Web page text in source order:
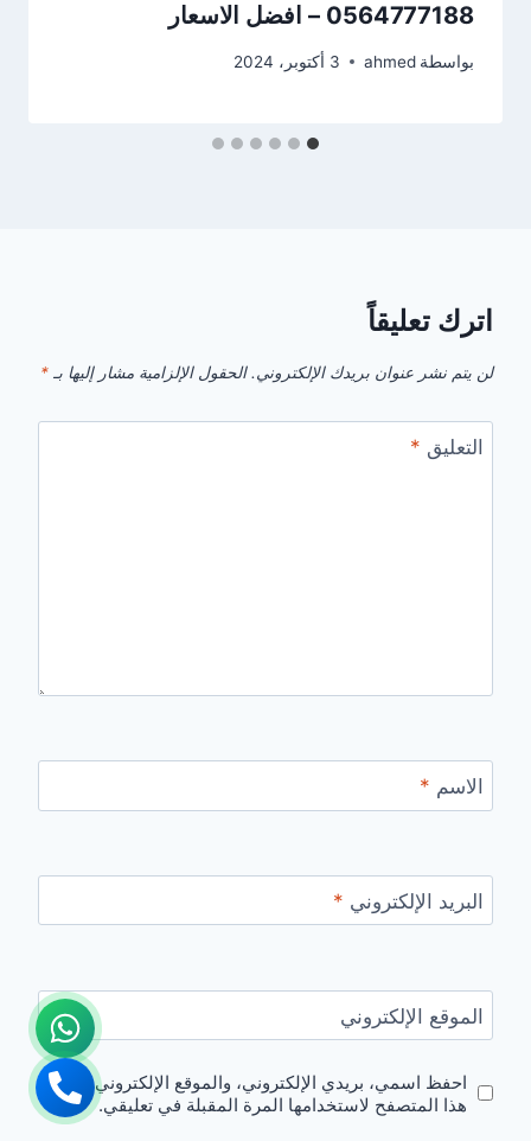
0564777188 – افضل الاسعار
بواسطة ahmed 3 أكتوبر، 2024
اترك تعليقاً
لن يتم نشر عنوان بريدك الإلكتروني. الحقول الإلزامية مشار إليها بـ *
التعليق *
الاسم *
البريد الإلكتروني *
الموقع الإلكتروني
احفظ اسمي، بريدي الإلكتروني، والموقع الإلكتروني في
هذا المتصفح لاستخدامها المرة المقبلة في تعليقي.